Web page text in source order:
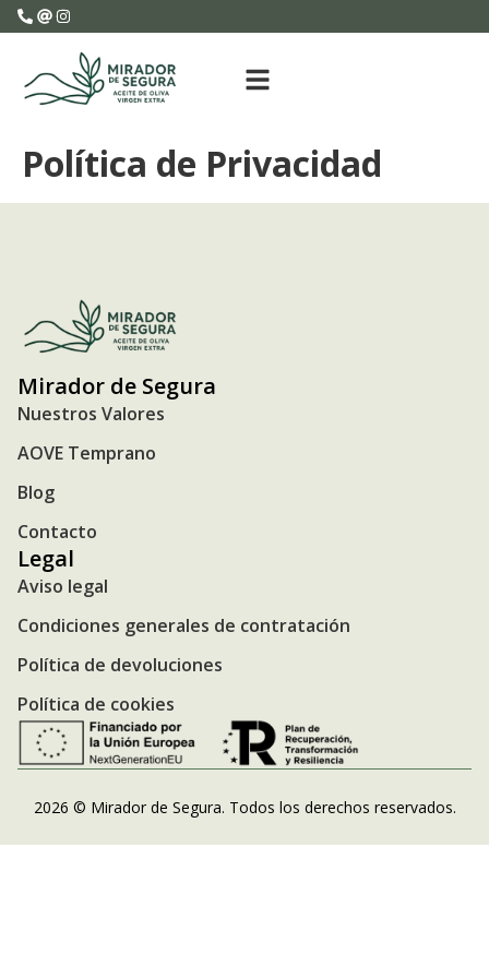
Política de Privacidad
Mirador de Segura
Nuestros Valores
AOVE Temprano
Blog
Contacto
Legal
Aviso legal
Condiciones generales de contratación
Política de devoluciones
Política de cookies
2026 © Mirador de Segura. Todos los derechos reservados.